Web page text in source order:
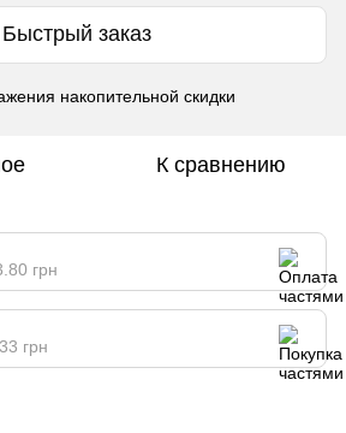
Быстрый заказ
накопительной скидки
К сравнению
грн
грн